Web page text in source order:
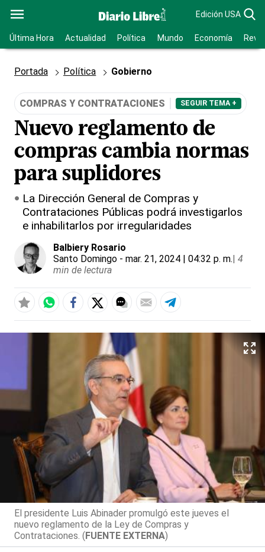
Edición USA
Última Hora Actualidad Política Mundo Economía
Portada Política Gobierno
COMPRAS Y CONTRATACIONES SEGUIR TEMA +
Nuevo reglamento de
compras cambia normas
para suplidores
La Dirección General de Compras y
Contrataciones Públicas podrá investigarlos
e inhabilitarlos por irregularidades
Balbiery Rosario
Santo Domingo - mar. 21, 2024 | 04:32 p. m.| 4
min de lectura
El presidente Luis Abinader promulgó este jueves el
nuevo reglamento de la Ley de Compras y
Contrataciones. (FUENTE EXTERNA)